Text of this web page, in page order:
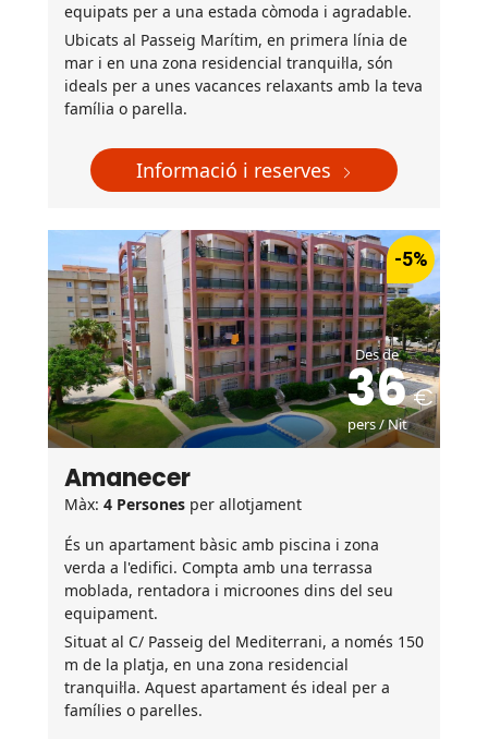
equipats per a una estada còmoda i agradable.
Ubicats al Passeig Marítim, en primera línia de
mar i en una zona residencial tranquil·la, són
ideals per a unes vacances relaxants amb la teva
família o parella.
Informació i reserves
-5%
Des de
36
pers / Nit
Amanecer
Màx: 4 Persones per allotjament
És un apartament bàsic amb piscina i zona
verda a l'edifici. Compta amb una terrassa
moblada, rentadora i microones dins del seu
equipament.
Situat al C/ Passeig del Mediterrani, a només 150
m de la platja, en una zona residencial
tranquil·la. Aquest apartament és ideal per a
famílies o parelles.